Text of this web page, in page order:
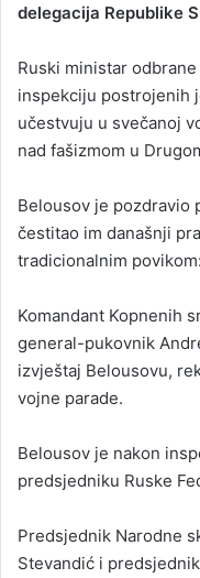
delegacija Republike
Ruski ministar
inspekciju postrojenih
učestvuju u svečanoj
nad fašizmom u
Belousov je pozdravio
čestitao im današnji
tradicionalnim povikom:
Komandant Kopnenih
general-pukovnik
izvještaj Belousovu,
vojne parade.
Belousov je nakon
predsjedniku Ruske
Predsjednik Narodne
Stevandić i